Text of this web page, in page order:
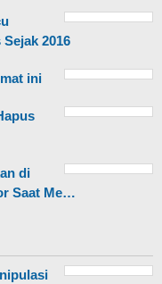
2016
ini
di
Saat Me…